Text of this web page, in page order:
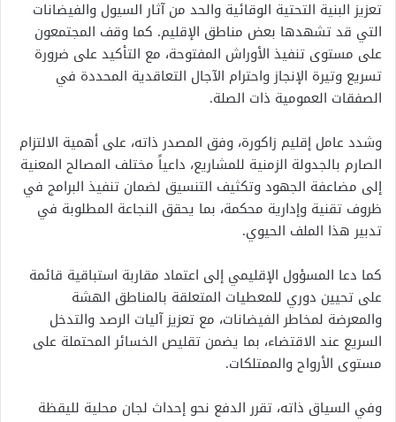
تعزيز البنية التحتية الوقائية والحد من آثار السيول والفيضانات
التي قد تشهدها بعض مناطق الإقليم. كما وقف المجتمعون
على مستوى تنفيذ الأوراش المفتوحة، مع التأكيد على ضرورة
تسريع وتيرة الإنجاز واحترام الآجال التعاقدية المحددة في
الصفقات العمومية ذات الصلة.
وشدد عامل إقليم زاكورة، وفق المصدر ذاته، على أهمية الالتزام
الصارم بالجدولة الزمنية للمشاريع، داعياً مختلف المصالح المعنية
إلى مضاعفة الجهود وتكثيف التنسيق لضمان تنفيذ البرامج في
ظروف تقنية وإدارية محكمة، بما يحقق النجاعة المطلوبة في
تدبير هذا الملف الحيوي.
كما دعا المسؤول الإقليمي إلى اعتماد مقاربة استباقية قائمة
على تحيين دوري للمعطيات المتعلقة بالمناطق الهشة
والمعرضة لمخاطر الفيضانات، مع تعزيز آليات الرصد والتدخل
السريع عند الاقتضاء، بما يضمن تقليص الخسائر المحتملة على
مستوى الأرواح والممتلكات.
وفي السياق ذاته، تقرر الدفع نحو إحداث لجان محلية لليقظة